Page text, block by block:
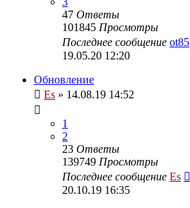
47 Ответы
101845 Просмотры
Последнее сообщение ot85
19.05.20 12:20
Обновление
Es » 14.08.19 14:52
1
2
23 Ответы
139749 Просмотры
Последнее сообщение Es
20.10.19 16:35